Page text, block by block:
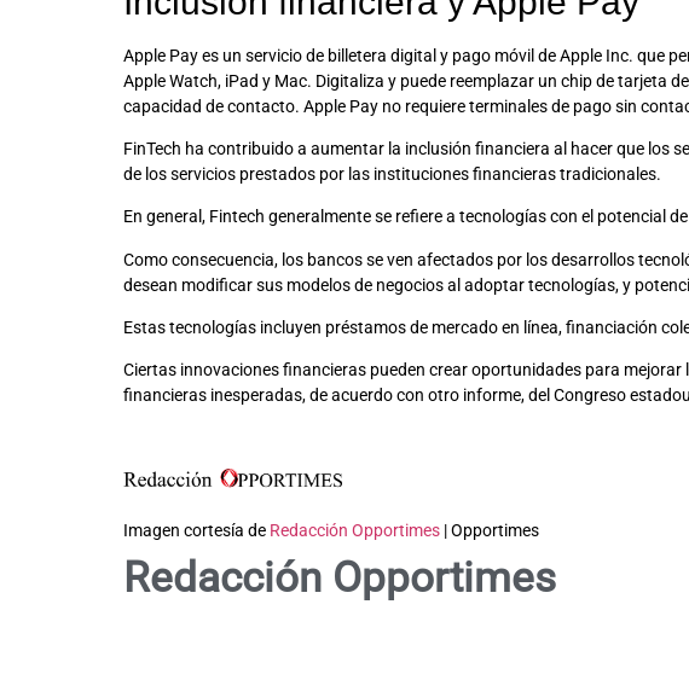
Apple Pay es un servicio de billetera digital y pago móvil de Apple Inc. que
Apple Watch, iPad y Mac. Digitaliza y puede reemplazar un chip de tarjeta
capacidad de contacto. Apple Pay no requiere terminales de pago sin
FinTech ha contribuido a aumentar la inclusión financiera al hacer que los
de los servicios prestados por las instituciones financieras tradicionales.
En general, Fintech generalmente se refiere a tecnologías con el potencial
Como consecuencia, los bancos se ven afectados por los desarrollos
desean modificar sus modelos de negocios al adoptar tecnologías, y
Estas tecnologías incluyen préstamos de mercado en línea, financiación
Ciertas innovaciones financieras pueden crear oportunidades para
financieras inesperadas, de acuerdo con otro informe, del Congreso
Imagen cortesía de Redacción Opportimes | Opportimes
Redacción Opportimes